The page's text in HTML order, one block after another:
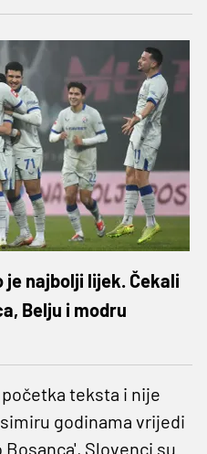
je najbolji lijek. Čekali
Belju i modru
teksta i nije
godinama vrijedi
Slovenci su